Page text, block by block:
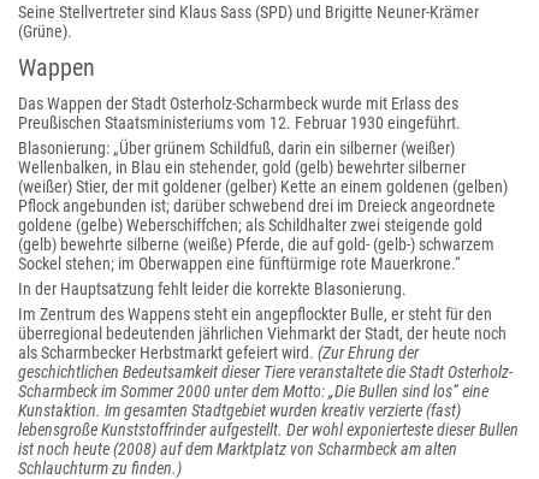
Seine Stellvertreter sind Klaus Sass (SPD) und Brigitte Neuner-Krämer
(Grüne).
Wappen
Das Wappen der Stadt Osterholz-Scharmbeck wurde mit Erlass des
Preußischen Staatsministeriums vom 12. Februar 1930 eingeführt.
Blasonierung: „Über grünem Schildfuß, darin ein silberner (weißer)
Wellenbalken, in Blau ein stehender, gold (gelb) bewehrter silberner
(weißer) Stier, der mit goldener (gelber) Kette an einem goldenen (gelben)
Pflock angebunden ist; darüber schwebend drei im Dreieck angeordnete
goldene (gelbe) Weberschiffchen; als Schildhalter zwei steigende gold
(gelb) bewehrte silberne (weiße) Pferde, die auf gold- (gelb-) schwarzem
Sockel stehen; im Oberwappen eine fünftürmige rote Mauerkrone.“
In der Hauptsatzung fehlt leider die korrekte Blasonierung.
Im Zentrum des Wappens steht ein angepflockter Bulle, er steht für den
überregional bedeutenden jährlichen Viehmarkt der Stadt, der heute noch
als Scharmbecker Herbstmarkt gefeiert wird. (Zur Ehrung der
geschichtlichen Bedeutsamkeit dieser Tiere veranstaltete die Stadt Osterholz-
Scharmbeck im Sommer 2000 unter dem Motto: „Die Bullen sind los“ eine
Kunstaktion. Im gesamten Stadtgebiet wurden kreativ verzierte (fast)
lebensgroße Kunststoffrinder aufgestellt. Der wohl exponierteste dieser Bullen
ist noch heute (2008) auf dem Marktplatz von Scharmbeck am alten
Schlauchturm zu finden.)